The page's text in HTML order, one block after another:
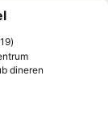
favorieten
dineren